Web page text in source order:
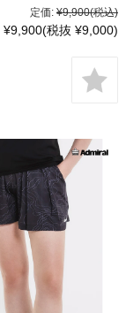
定価: ¥9,900(税込)
¥9,900(税抜 ¥9,000)